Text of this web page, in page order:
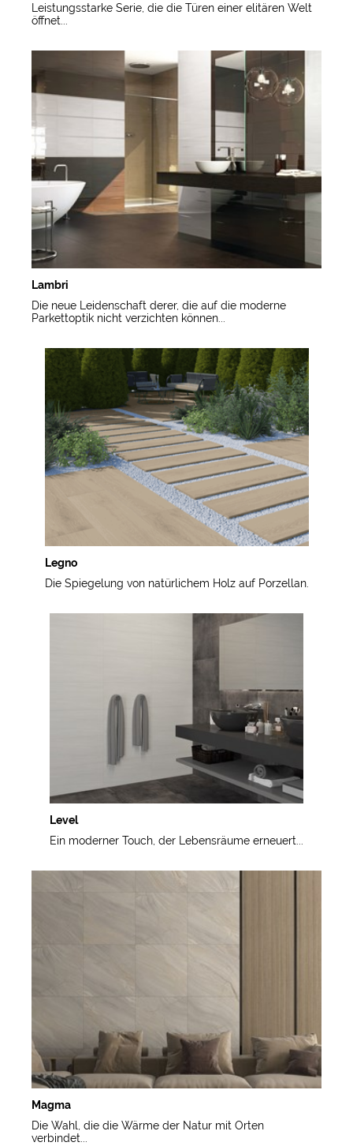
Leistungsstarke Serie, die die Türen einer elitären Welt
öffnet...
Lambri
Die neue Leidenschaft derer, die auf die moderne
Parkettoptik nicht verzichten können...
Legno
Die Spiegelung von natürlichem Holz auf Porzellan.
Level
Ein moderner Touch, der Lebensräume erneuert...
Magma
Die Wahl, die die Wärme der Natur mit Orten
verbindet...